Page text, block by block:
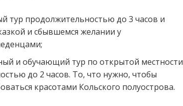
тур продолжительностью до 3 часов и
и сбывшемся желании у
и обучающий тур по открытой местности
до 2 часов. То, что нужно, чтобы
красотами Кольского полуострова.